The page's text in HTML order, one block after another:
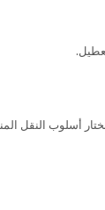
نختار أسلوب النقل